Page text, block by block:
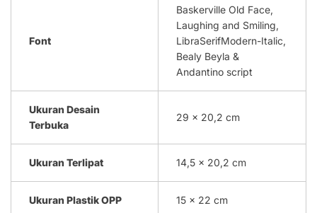
Font
Baskerville Old Face,
Laughing and Smiling,
LibraSerifModern-Italic,
Bealy Beyla &
Andantino script
Ukuran Desain
Terbuka
29 x 20,2 cm
Ukuran Terlipat 14,5 x 20,2 cm
Ukuran Plastik OPP 15 x 22 cm